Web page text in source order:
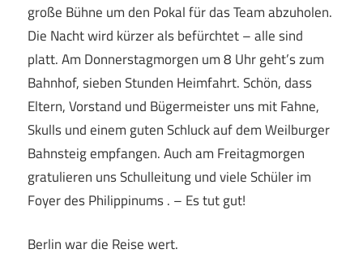
große Bühne um den Pokal für das Team abzuholen.
Die Nacht wird kürzer als befürchtet – alle sind
platt. Am Donnerstagmorgen um 8 Uhr geht’s zum
Bahnhof, sieben Stunden Heimfahrt. Schön, dass
Eltern, Vorstand und Bügermeister uns mit Fahne,
Skulls und einem guten Schluck auf dem Weilburger
Bahnsteig empfangen. Auch am Freitagmorgen
gratulieren uns Schulleitung und viele Schüler im
Foyer des Philippinums . – Es tut gut!
Berlin war die Reise wert.